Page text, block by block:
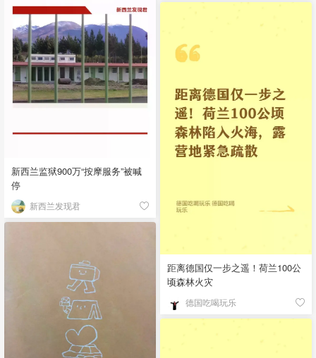
新西兰监狱900万“按摩服务”被喊
停
新西兰发现君
距离德国仅一步之遥！荷兰100公
顷森林火灾
德国吃喝玩乐